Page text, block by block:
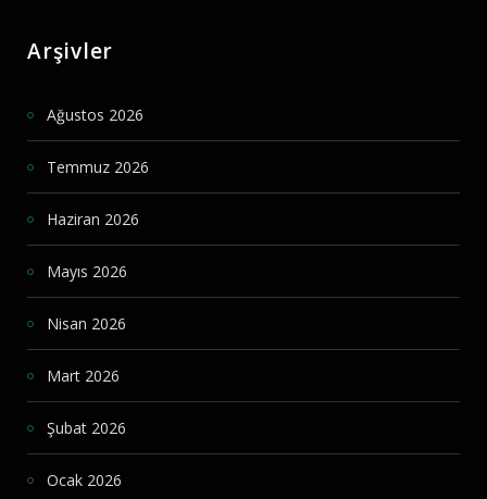
Arşivler
Ağustos 2026
Temmuz 2026
Haziran 2026
Mayıs 2026
Nisan 2026
Mart 2026
Şubat 2026
Ocak 2026